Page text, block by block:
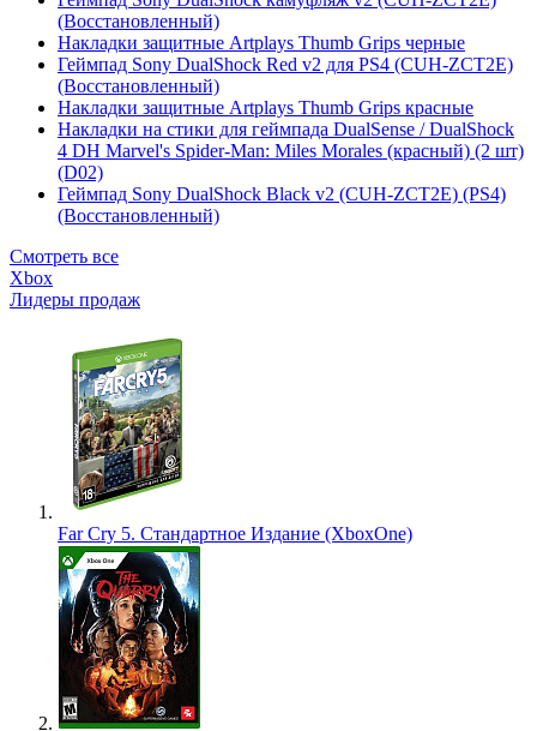
(Восстановленный)
Накладки защитные Artplays Thumb Grips черные
Геймпад Sony DualShock Red v2 для PS4 (CUH-ZCT2E)
(Восстановленный)
Накладки защитные Artplays Thumb Grips красные
Накладки на стики для геймпада DualSense / DualShock
4 DH Marvel's Spider-Man: Miles Morales (красный) (2 шт)
(D02)
Геймпад Sony DualShock Black v2 (CUH-ZCT2E) (PS4)
(Восстановленный)
Смотреть все
Xbox
Лидеры продаж
Far Cry 5. Стандартное Издание (XboxOne)